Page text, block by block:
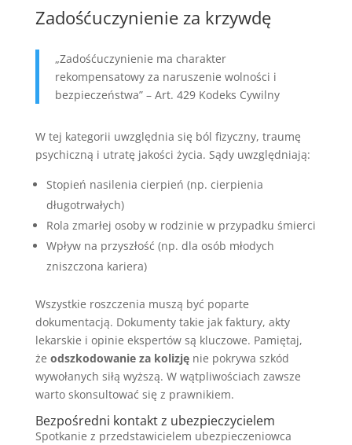
Zadośćuczynienie za krzywdę
„Zadośćuczynienie ma charakter
rekompensatowy za naruszenie wolności i
bezpieczeństwa” – Art. 429 Kodeks Cywilny
W tej kategorii uwzględnia się ból fizyczny, traumę
psychiczną i utratę jakości życia. Sądy uwzględniają:
Stopień nasilenia cierpień (np. cierpienia
długotrwałych)
Rola zmarłej osoby w rodzinie w przypadku śmierci
Wpływ na przyszłość (np. dla osób młodych
zniszczona kariera)
Wszystkie roszczenia muszą być poparte
dokumentacją. Dokumenty takie jak faktury, akty
lekarskie i opinie ekspertów są kluczowe. Pamiętaj,
że odszkodowanie za kolizjęnie pokrywa szkód
wywołanych siłą wyższą. W wątpliwościach zawsze
warto skonsultować się z prawnikiem.
Bezpośredni kontakt z ubezpieczycielem
Spotkanie z przedstawicielem ubezpieczeniowca